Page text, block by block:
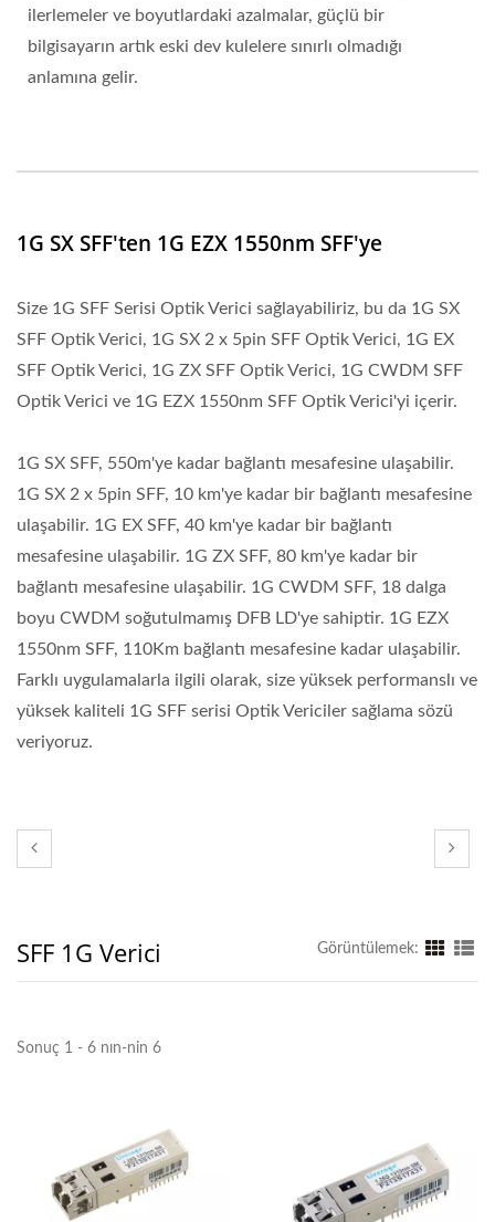
ilerlemeler ve boyutlardaki azalmalar, güçlü bir
bilgisayarın artık eski dev kulelere sınırlı olmadığı
anlamına gelir.
1G SX SFF'ten 1G EZX 1550nm SFF'ye
Size 1G SFF Serisi Optik Verici sağlayabiliriz, bu da 1G SX
SFF Optik Verici, 1G SX 2 x 5pin SFF Optik Verici, 1G EX
SFF Optik Verici, 1G ZX SFF Optik Verici, 1G CWDM SFF
Optik Verici ve 1G EZX 1550nm SFF Optik Verici'yi içerir.
1G SX SFF, 550m'ye kadar bağlantı mesafesine ulaşabilir.
1G SX 2 x 5pin SFF, 10 km'ye kadar bir bağlantı mesafesine
ulaşabilir. 1G EX SFF, 40 km'ye kadar bir bağlantı
mesafesine ulaşabilir. 1G ZX SFF, 80 km'ye kadar bir
bağlantı mesafesine ulaşabilir. 1G CWDM SFF, 18 dalga
boyu CWDM soğutulmamış DFB LD'ye sahiptir. 1G EZX
1550nm SFF, 110Km bağlantı mesafesine kadar ulaşabilir.
Farklı uygulamalarla ilgili olarak, size yüksek performanslı ve
yüksek kaliteli 1G SFF serisi Optik Vericiler sağlama sözü
veriyoruz.
SFF 1G Verici Görüntülemek:
Sonuç 1 - 6 nın-nin 6